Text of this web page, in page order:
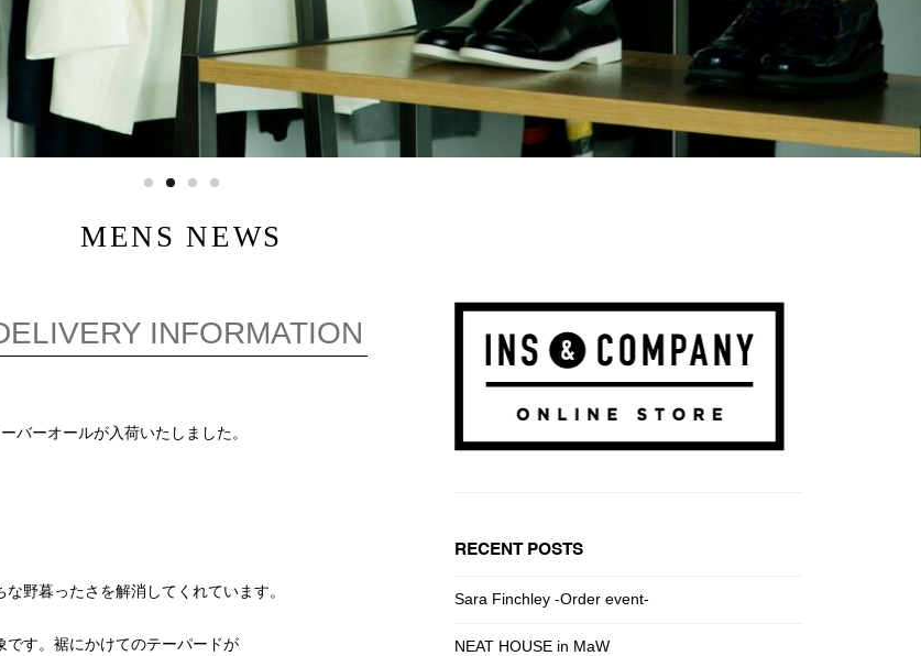
MENS NEWS
INFORMATION
バーオールが入荷いたしました。
野暮ったさを解消してくれています。
です。裾にかけてのテーパードが
RECENT POSTS
Sara Finchley -Order event-
NEAT HOUSE in MaW